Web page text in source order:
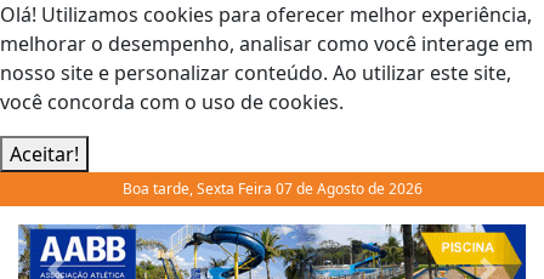
Olá! Utilizamos cookies para oferecer melhor experiência,
melhorar o desempenho, analisar como você interage em
nosso site e personalizar conteúdo. Ao utilizar este site,
você concorda com o uso de cookies.
Aceitar!
Boa tarde, Sexta Feira 07 de Agosto de 2026